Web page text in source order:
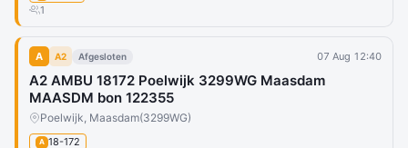
1
A A2 Afgesloten 07 Aug 12:40
A2 AMBU 18172 Poelwijk 3299WG Maasdam
MAASDM bon 122355
Poelwijk, Maasdam(3299WG)
A 18-172